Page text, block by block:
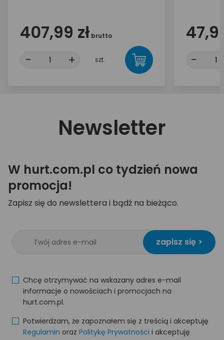
407,99 zł brutto
- + szt. -
Newsletter
W hurt.com.pl co tydzień nowa
promocja!
Zapisz się do newslettera i bądź na bieżąco.
zapisz się >
Chcę otrzymywać na wskazany adres e-mail
informacje o nowościach i promocjach na
hurt.com.pl.
Potwierdzam, że zapoznałem się z treścią i akceptuję
Regulamin oraz Politykę Prywatności i akceptuję